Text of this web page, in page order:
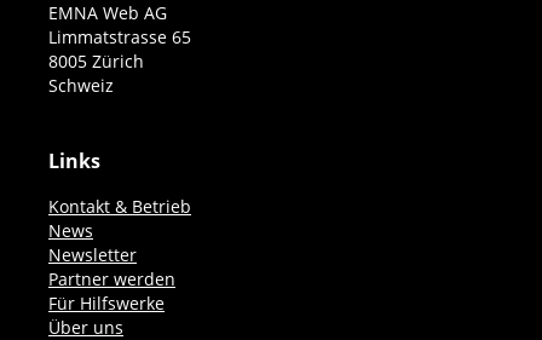
EMNA Web AG
Limmatstrasse 65
8005 Zürich
Schweiz
Links
Kontakt & Betrieb
News
Newsletter
Partner werden
Für Hilfswerke
Über uns